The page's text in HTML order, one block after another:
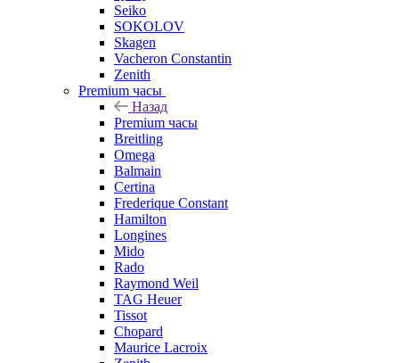
Seiko
SOKOLOV
Skagen
Vacheron Constantin
Zenith
Premium часы
Назад
Premium часы
Breitling
Omega
Balmain
Certina
Frederique Constant
Hamilton
Longines
Mido
Rado
Raymond Weil
TAG Heuer
Tissot
Chopard
Maurice Lacroix